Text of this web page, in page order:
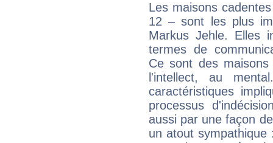
Les maisons
12 – sont les plus
Markus Jehle. Elles
termes de
Ce sont des
l'intellect, au
caractéristiques
processus
aussi par une façon
un atout